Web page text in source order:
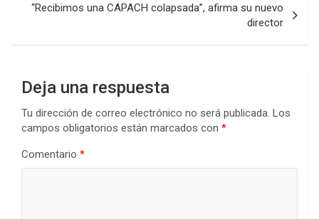
“Recibimos una CAPACH colapsada”, afirma su nuevo
director
Deja una respuesta
Tu dirección de correo electrónico no será publicada. Los
campos obligatorios están marcados con *
Comentario *